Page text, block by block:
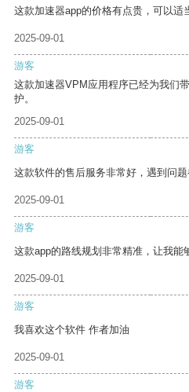
这款加速器app的价格有点贵，可以适
2025-09-01
游客
这款加速器VPM应用程序已经为我们
护。
2025-09-01
游客
这款软件的售后服务非常好，遇到问题
2025-09-01
游客
这款app的路线规划非常精准，让我能
2025-09-01
游客
我喜欢这个软件 作者加油
2025-09-01
游客